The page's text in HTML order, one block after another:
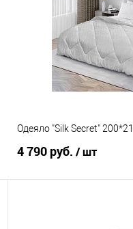
Купить в 1 клик
В избранное
Одеяло "Silk Secret"
4 790 руб. / шт